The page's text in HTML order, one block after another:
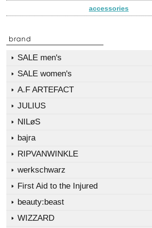
accessories
SALE men's
SALE women's
A.F ARTEFACT
JULIUS
NILøS
bajra
RIPVANWINKLE
werkschwarz
First Aid to the Injured
beauty:beast
WIZZARD